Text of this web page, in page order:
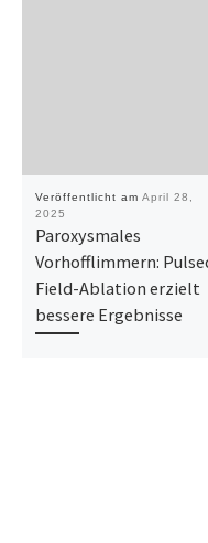
Veröffentlicht am April 28,
2025
Paroxysmales
Vorhofflimmern:
Field-Ablation erzielt
bessere Ergebnisse